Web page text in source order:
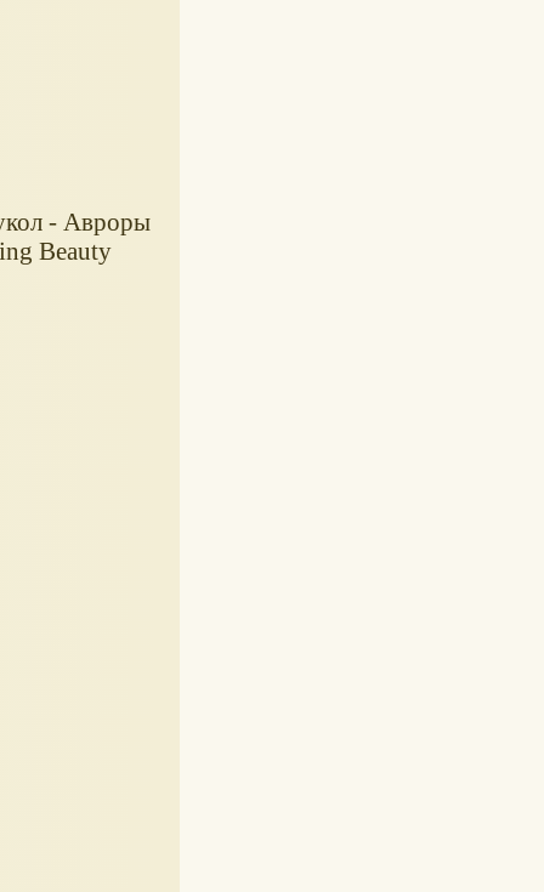
- Авроры
Beauty